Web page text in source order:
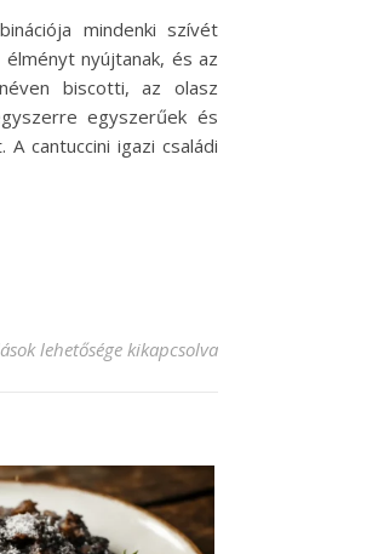
mindenki szívét
nyújtanak, és az
biscotti, az olasz
egyszerűek és
cantuccini igazi családi
Édes ropogós olasz keksz készítése
lehetősége kikapcsolva